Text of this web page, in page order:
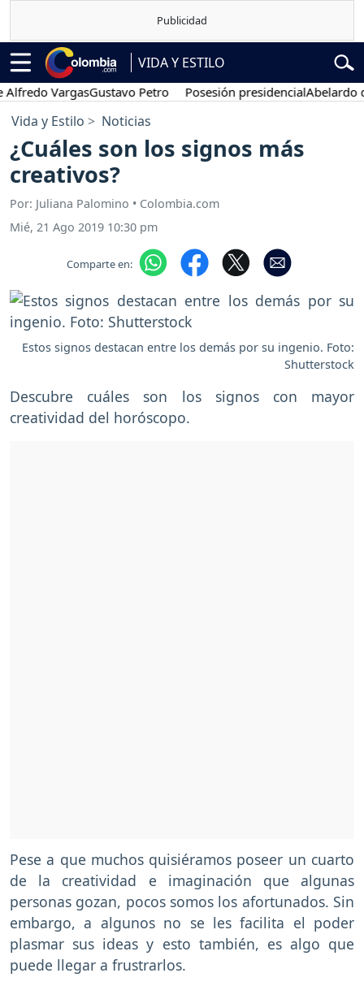
VIDA Y ESTILO
VargasGustavo Petro Posesión presidencialAbelardo de la
Vida y Estilo Noticias
¿Cuáles son los signos más
creativos?
Por: Juliana Palomino • Colombia.com
Mié, 21 Ago 2019 10:30 pm
Comparte en:
Estos signos destacan entre los demás por su ingenio. Foto:
Shutterstock
Descubre cuáles son los signos con mayor
creatividad del horóscopo.
Pese a que muchos quisiéramos poseer un cuarto
de la creatividad e imaginación que algunas
personas gozan, pocos somos los afortunados. Sin
embargo, a algunos no se les facilita el poder
plasmar sus ideas y esto también, es algo que
puede llegar a frustrarlos.